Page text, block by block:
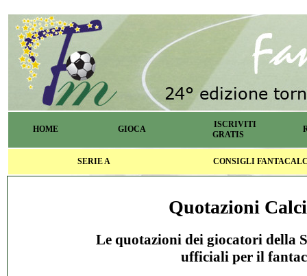
HOME GIOCA
ISCRIVITI
GRATIS
SERIE A CONSIGLI
Quotazioni
Le quotazioni dei giocatori della
ufficiali per il